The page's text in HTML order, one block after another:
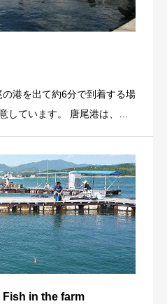
港を出て約6分で到着する場
しています。 唐尾港は、大
の種類は定番のタイやシマア
やヒラマサなど目玉魚もいま
り、足場も良いのでご家族連
ださい。
Fish in the farm